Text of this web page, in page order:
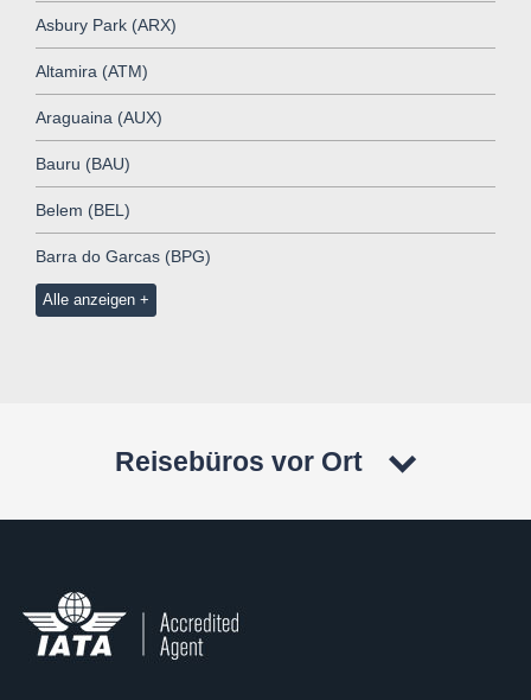
Asbury Park (ARX)
Altamira (ATM)
Araguaina (AUX)
Bauru (BAU)
Belem (BEL)
Barra do Garcas (BPG)
Alle anzeigen
Reisebüros vor Ort